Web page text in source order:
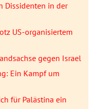
Dissidenten in der
US-organisiertem
gegen Israel
Ein Kampf um
für Palästina ein